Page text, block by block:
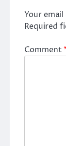
Your
Required
Comment